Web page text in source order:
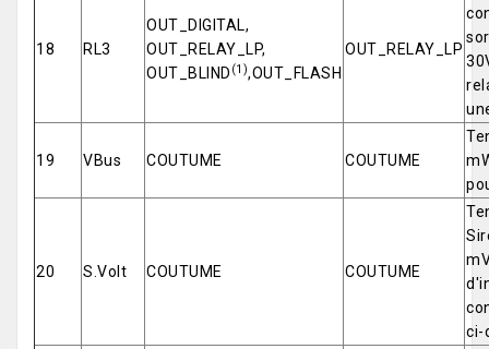
18 RL3
OUT_DIGITAL,
OUT_RELAY_LP,
OUT_BLIND (1),OUT_FLASH
OUT_RELAY_LP
19 VBus COUTUME COUTUME
20 S.Volt COUTUME COUTUME
ci-